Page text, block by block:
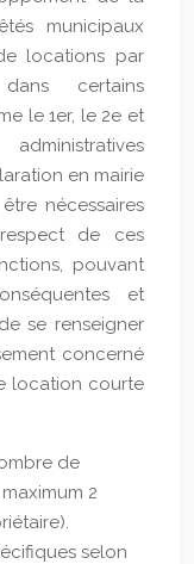
municipaux
locations par
dans certains
le 1er, le 2e et
en mairie
nécessaires
respect de ces
pouvant
et
se renseigner
concerné
location courte
de
2
selon